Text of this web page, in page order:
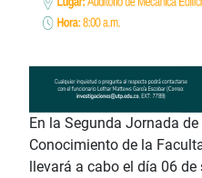
En la Segunda Jornada
Conocimiento de la
llevará a cabo el día 06 de